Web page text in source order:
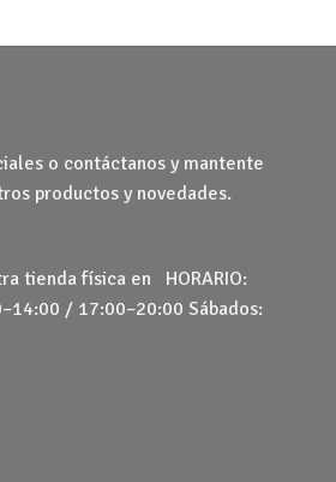
o contáctanos y mantente
productos y novedades.
tienda física en HORARIO:
/ 17:00–20:00 Sábados: